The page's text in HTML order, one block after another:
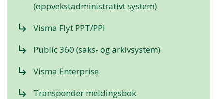
(oppvekstadministrativt system)
subdirectory_arrow_right Visma Flyt PPT/PPI
subdirectory_arrow_right Public 360 (saks- og arkivsystem)
subdirectory_arrow_right Visma Enterprise
subdirectory_arrow_right Transponder meldingsbok